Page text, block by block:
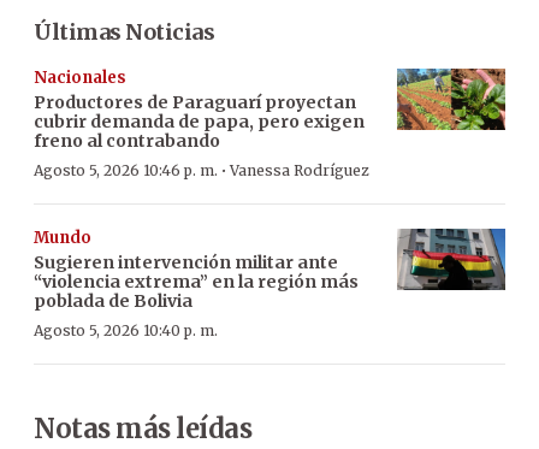
Últimas Noticias
Nacionales
Productores de Paraguarí proyectan
cubrir demanda de papa, pero exigen
freno al contrabando
Agosto 5, 2026 10:46 p. m. ·Vanessa Rodríguez
Mundo
Sugieren intervención militar ante
“violencia extrema” en la región más
poblada de Bolivia
Agosto 5, 2026 10:40 p. m.
Notas más leídas